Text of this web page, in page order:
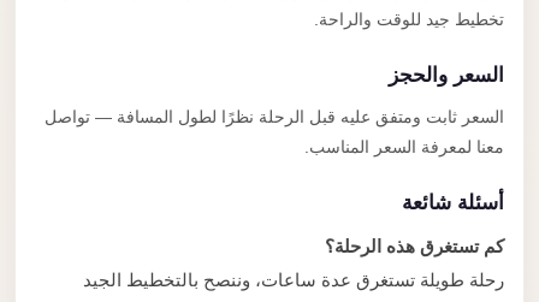
تخطيط جيد للوقت والراحة.
السعر والحجز
السعر ثابت ومتفق عليه قبل الرحلة نظرًا لطول المسافة — تواصل
معنا لمعرفة السعر المناسب.
أسئلة شائعة
كم تستغرق هذه الرحلة؟
رحلة طويلة تستغرق عدة ساعات، وننصح بالتخطيط الجيد